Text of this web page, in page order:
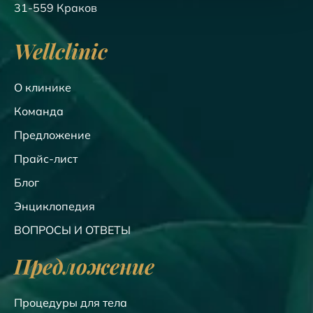
31-559 Краков
Wellclinic
О клинике
Команда
Предложение
Прайс-лист
Блог
Энциклопедия
ВОПРОСЫ И ОТВЕТЫ
Предложение
Процедуры для тела